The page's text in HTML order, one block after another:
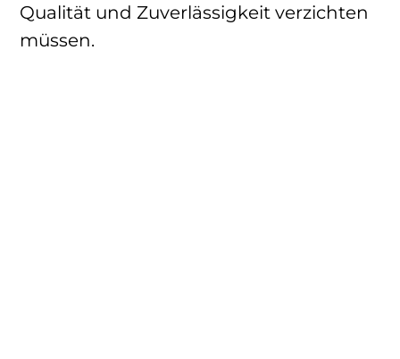
Qualität und Zuverlässigkeit verzichten
müssen.